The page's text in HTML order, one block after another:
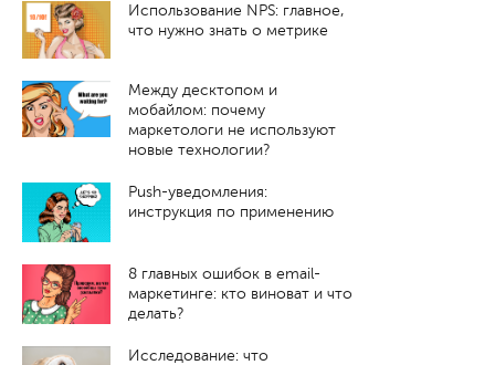
Использование NPS: главное,
что нужно знать о метрике
Между десктопом и
мобайлом: почему
маркетологи не используют
новые технологии?
Push-уведомления:
инструкция по применению
8 главных ошибок в email-
маркетинге: кто виноват и что
делать?
Исследование: что